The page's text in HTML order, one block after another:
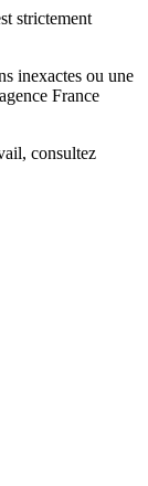
strictement
inexactes ou une
France
, consultez